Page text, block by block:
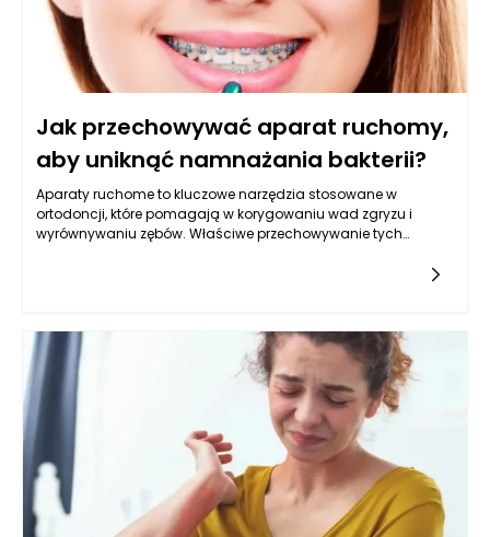
Jak przechowywać aparat ruchomy,
aby uniknąć namnażania bakterii?
Aparaty ruchome to kluczowe narzędzia stosowane w
ortodoncji, które pomagają w korygowaniu wad zgryzu i
wyrównywaniu zębów. Właściwe przechowywanie tych
przede wszystkim zrozumieć, jakie czynniki sprzyjają rozwojowi
bakterii na powierzchni tych urządzeń.